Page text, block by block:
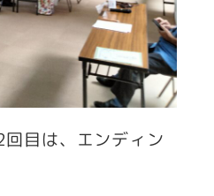
目は、エンディン